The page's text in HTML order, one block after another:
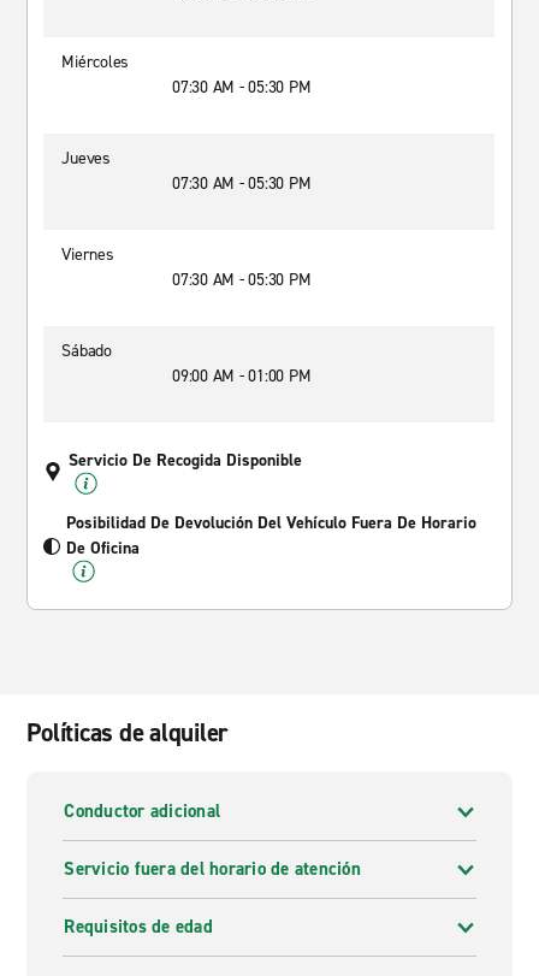
Miércoles
07:30 AM - 05:30 PM
Jueves
07:30 AM - 05:30 PM
Viernes
07:30 AM - 05:30 PM
Sábado
09:00 AM - 01:00 PM
Servicio De Recogida Disponible
Posibilidad De Devolución Del Vehículo Fuera De Horario
De Oficina
Políticas de alquiler
Conductor adicional
Servicio fuera del horario de atención
Requisitos de edad